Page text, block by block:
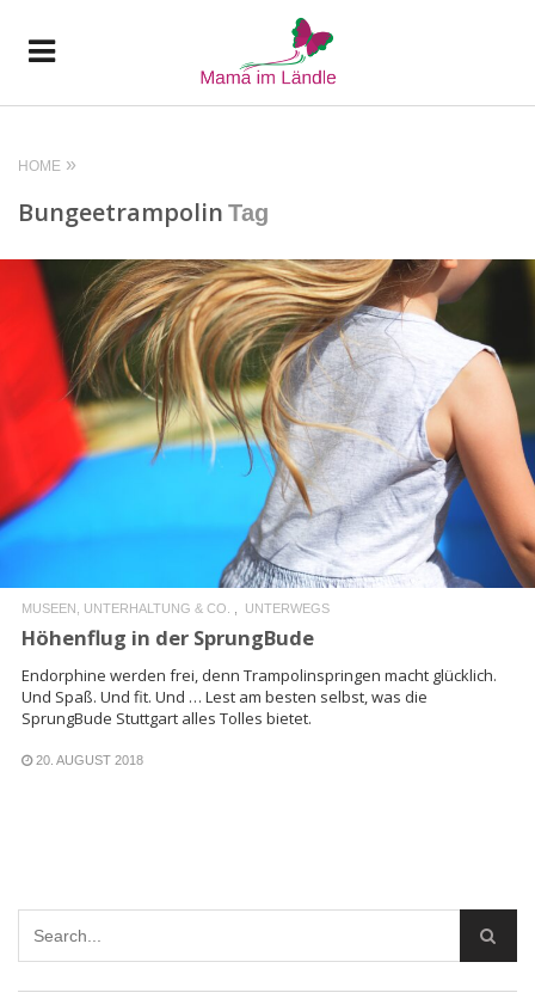
HOME
Bungeetrampolin Tag
READ MORE
MUSEEN, UNTERHALTUNG & CO. UNTERWEGS
Höhenflug in der SprungBude
Endorphine werden frei, denn Trampolinspringen macht glücklich.
Und Spaß. Und fit. Und … Lest am besten selbst, was die
SprungBude Stuttgart alles Tolles bietet.
20. AUGUST 2018